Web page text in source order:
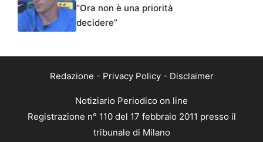
“Ora non è una priorità
decidere”
Redazione - Privacy Policy- Disclaimer
Notiziario Periodico on line
Registrazione n° 110 del 17 febbraio 2011 presso il
tribunale di Milano